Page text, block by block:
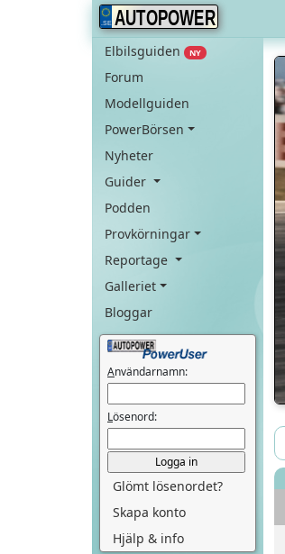
AUTOPOWER
Elbilsguiden NY
Forum
Modellguiden
PowerBörsen
Nyheter
Guider
Podden
Provkörningar
Reportage
Galleriet
Bloggar
Användarnamn:
Lösenord:
Glömt lösenordet?
Skapa konto
Hjälp & info